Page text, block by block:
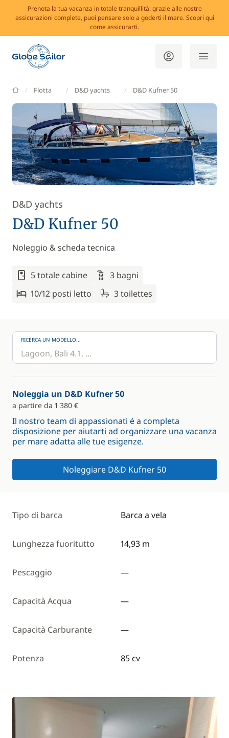
Prenota la tua vacanza in totale tranquillità: grazie alle nostre
assicurazioni complete, puoi pensare solo a goderti il mare. Scopri qui
come assicurarti.
GlobeSailor
Flotta D&D yachts D&D Kufner 50
D&D yachts
D&D Kufner 50
Noleggio & scheda tecnica
5 totale cabine
3 bagni
10/12 posti letto
3 toilettes
RICERCA UN MODELLO...
Noleggia un D&D Kufner 50
a partire da 1 380 €
Il nostro team di appassionati é a completa
disposizione per aiutarti ad organizzare una vacanza
per mare adatta alle tue esigenze.
Noleggiare D&D Kufner 50
Tipo di barca Barca a vela
Lunghezza fuoritutto 14,93 m
Pescaggio —
Capacità Acqua —
Capacità Carburante —
Potenza 85 cv